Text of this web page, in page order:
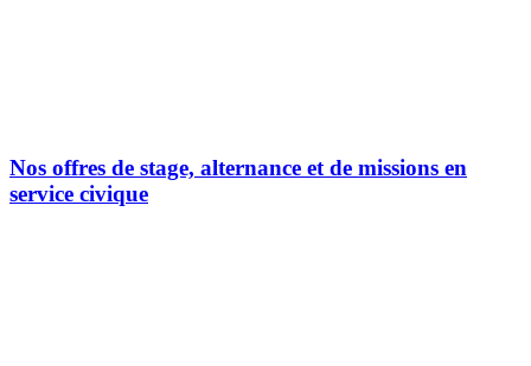
Nos offres de stage, alternance et de missions en
service civique